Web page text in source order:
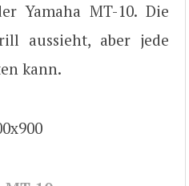
Yamaha MT-10. Die
aussieht, aber jede
kann.